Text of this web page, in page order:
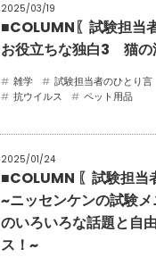
2025/03/19
■COLUMN〖試験担当
お役立ちな独白3 猫の
雑学 試験担当者のひとり言
抗ウイルス
ペット用品
2025/01/24
■COLUMN 〖試験担当
~ニッセンケンの試験
のいろいろな話題と自
ス！~